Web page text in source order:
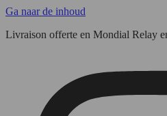
Ga naar de inhoud
Livraison offerte en Mondial Relay